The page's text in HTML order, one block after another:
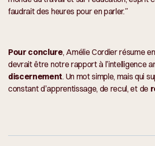
faudrait des heures pour en parler."
Pour conclure, Amélie Cordier résume
devrait être notre rapport à l’intelligence
discernement. Un mot simple, mais qui
constant d’apprentissage, de recul, et de